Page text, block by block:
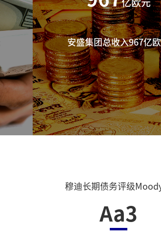
安盛集团总收入967亿
穆迪长期债务评级
Aa3